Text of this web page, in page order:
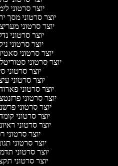
יוצר סרטוני
יוצר סרטוני מסך
יוצר סרטוני
יוצר סרטוני
יוצר סרטוני
יוצר סרטוני
יוצר סרטוני
יוצר סרטוני
יוצר סרטוני
יוצר סרטוני
יוצר סרטוני
יוצר סרטוני
יוצר סרטוני
יוצר סרטוני
יוצר סרטוני
יוצר סרטוני
יוצר סרטוני
יוצר סרטוני